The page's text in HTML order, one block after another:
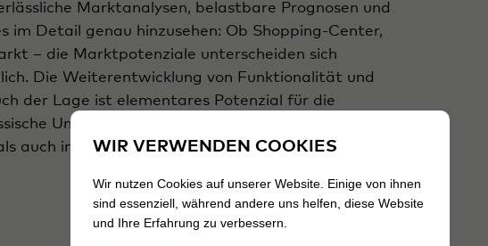
Marktanalysen, belastbare Prognosen und
im Detail genau hinzusehen: Ob Shopping-Center,
– die Marktpotenziale unterscheiden sich
Die Weiterentwicklung von Funktionalität und
der Lage ist elementares Potenzial für die
Umsatzpotenzialermittlung hinaus lohnt sich
auch in der Revitalisierung.
WIR VERWENDEN COOKIES
Wir nutzen Cookies auf unserer Website. Einige von ihnen
sind essenziell, während andere uns helfen, diese Website
und Ihre Erfahrung zu verbessern.